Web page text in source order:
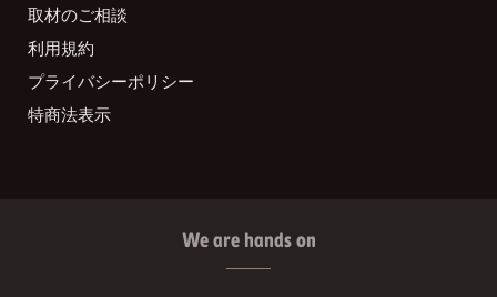
取材のご相談
利用規約
プライバシーポリシー
特商法表示
We are hands on